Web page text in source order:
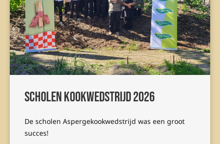
Scholen kookwedstrijd 2026
De scholen Aspergekookwedstrijd was een groot
succes!